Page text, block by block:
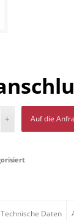
Auf die
Technische Daten